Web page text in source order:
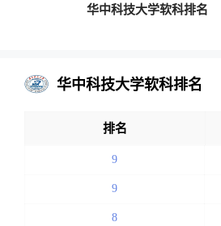
华中科技大学软科排名
华中科技大学软科排名
排名
9
9
8